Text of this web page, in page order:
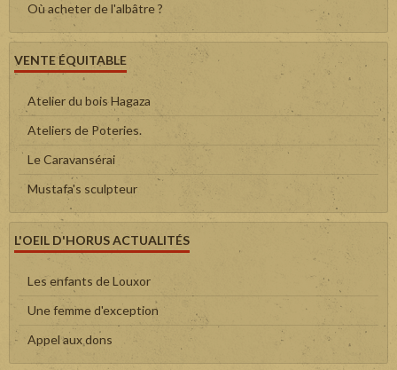
Où acheter de l'albâtre ?
VENTE ÉQUITABLE
Atelier du bois Hagaza
Ateliers de Poteries.
Le Caravansérai
Mustafa's sculpteur
L'OEIL D'HORUS ACTUALITÉS
Les enfants de Louxor
Une femme d'exception
Appel aux dons